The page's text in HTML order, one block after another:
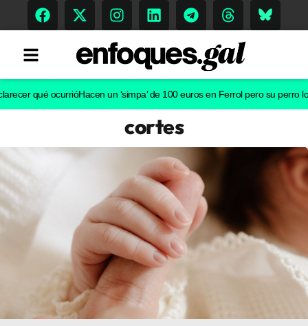
Memoria Histórica
Gastronomía
Escenarios
Sostenibilidad
qué ocurrióHacen un ‘simpa’ de 100 euros en Ferrol pero su perro los
cortes